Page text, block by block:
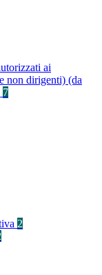
ai
non dirigenti) (da
7
2